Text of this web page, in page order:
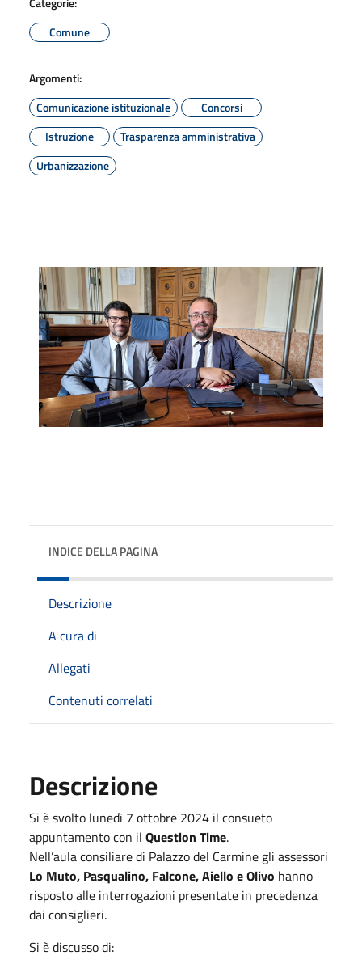
Comune
Argomenti:
Comunicazione istituzionale
Concorsi
Istruzione
Trasparenza amministrativa
Urbanizzazione
INDICE DELLA PAGINA
Descrizione
A cura di
Allegati
Contenuti correlati
Descrizione
Si è svolto lunedì 7 ottobre 2024 il consueto
appuntamento con il Question Time.
Nell’aula consiliare di Palazzo del Carmine gli assessori
Lo Muto, Pasqualino, Falcone, Aiello e Olivo hanno
risposto alle interrogazioni presentate in precedenza
dai consiglieri.
Si è discusso di: